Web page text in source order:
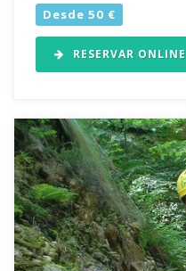
Desde 50 €
RESERVAR ONLINE